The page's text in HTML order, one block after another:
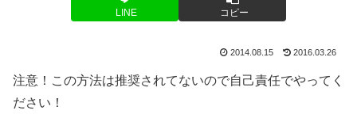
LINE コピー
2014.08.15 2016.03.26
注意！この方法は推奨されてないので自己責任でやってく
ださい！